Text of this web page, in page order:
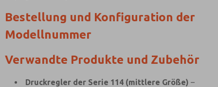
Bestellung und Konfiguration der
Modellnummer
Verwandte Produkte und Zubehör
Druckregler der Serie 114 (mittlere Größe) –